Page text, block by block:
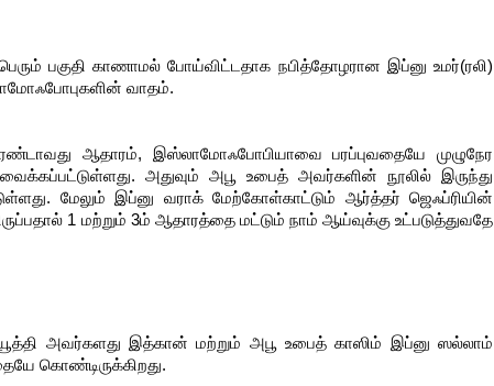
பகுதி காணாமல் போய்விட்டதாக நபித்தோழரான இப்னு உமர்(ரலி)
வாதம்.
ஆதாரம், இஸ்லாமோஃபோபியாவை பரப்புவதையே முழுநேர
அதுவும் அபூ உபைத் அவர்களின் நூலில் இருந்து
மேலும் இப்னு வராக் மேற்கோள்காட்டும் ஆர்த்தர் ஜெஃப்ரியின்
1 மற்றும் 3ம் ஆதாரத்தை மட்டும் நாம் ஆய்வுக்கு உட்படுத்துவதே
அவர்களது இத்கான் மற்றும் அபூ உபைத் காஸிம் இப்னு ஸல்லாம்
கொண்டிருக்கிறது.